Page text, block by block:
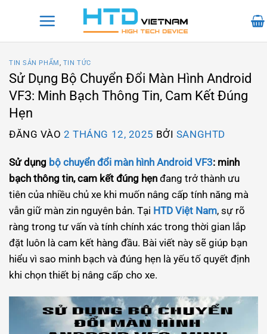
TIN SẢN PHẨM, TIN TỨC
Sử Dụng Bộ Chuyển Đổi Màn Hình Android
VF3: Minh Bạch Thông Tin, Cam Kết Đúng
Hẹn
ĐĂNG VÀO2 THÁNG 12, 2025 BỞI SANGHTD
Sử dụng bộ chuyển đổi màn hình Android VF3: minh
bạch thông tin, cam kết đúng hẹn đang trở thành ưu
tiên của nhiều chủ xe khi muốn nâng cấp tính năng mà
vẫn giữ màn zin nguyên bản. Tại HTD Việt Nam, sự rõ
ràng trong tư vấn và tính chính xác trong thời gian lắp
đặt luôn là cam kết hàng đầu. Bài viết này sẽ giúp bạn
hiểu vì sao minh bạch và đúng hẹn là yếu tố quyết định
khi chọn thiết bị nâng cấp cho xe.